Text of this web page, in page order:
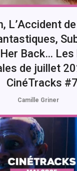
L’Accident
Back… Les
de juillet
CinéTracks #7
Camille Griner